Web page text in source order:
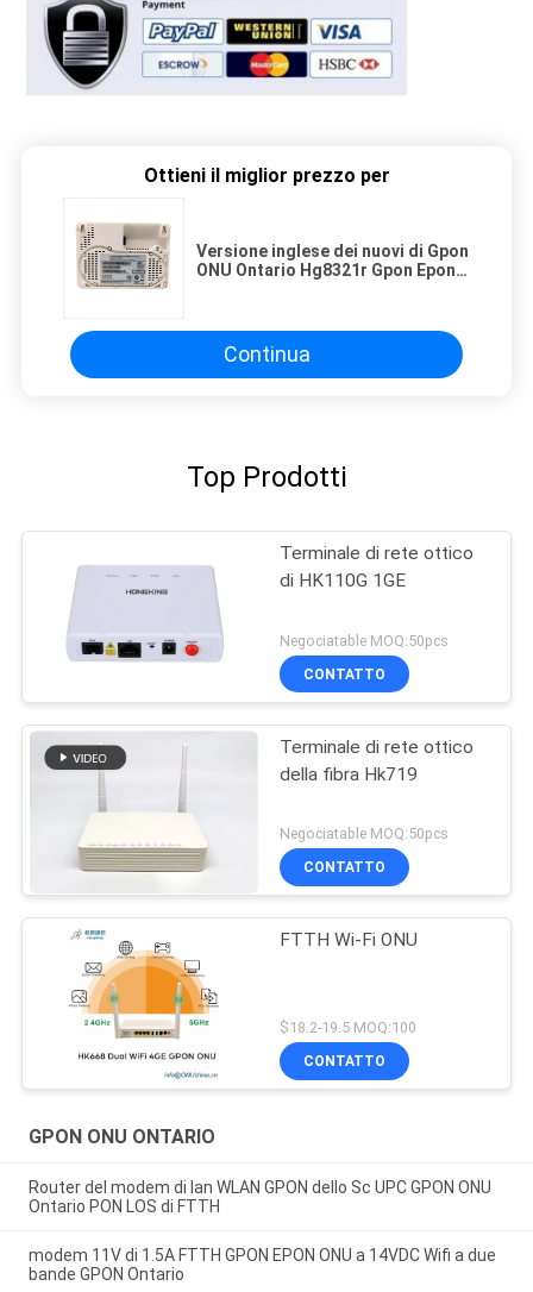
Ottieni il miglior prezzo per
Versione inglese dei nuovi di Gpon
ONU Ontario Hg8321r Gpon Epon
Continua
Top Prodotti
Terminale di rete ottico
di HK110G 1GE
Negociatable MOQ:50pcs
CONTATTO
Terminale di rete ottico
della fibra Hk719
Negociatable MOQ:50pcs
CONTATTO
FTTH Wi-Fi ONU
$18.2-19.5 MOQ:100
CONTATTO
GPON ONU ONTARIO
Router del modem di lan WLAN GPON dello Sc UPC GPON ONU
Ontario PON LOS di FTTH
modem 11V di 1.5A FTTH GPON EPON ONU a 14VDC Wifi a due
bande GPON Ontario